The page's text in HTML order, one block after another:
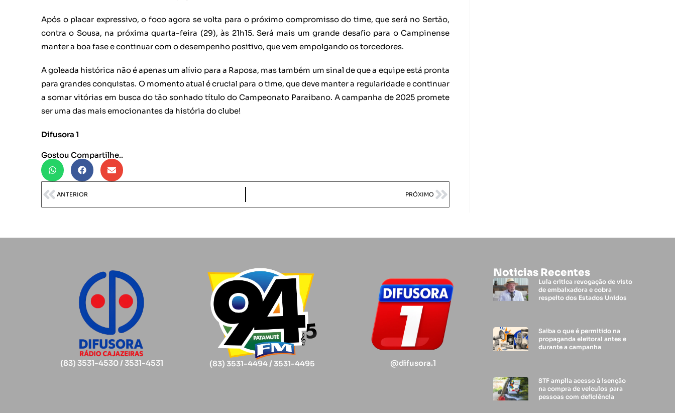
Após o placar expressivo, o foco agora se volta para o próximo compromisso do time, que será no Sertão,
contra o Sousa, na próxima quarta-feira (29), às 21h15. Será mais um grande desafio para o Campinense
manter a boa fase e continuar com o desempenho positivo, que vem empolgando os torcedores.
A goleada histórica não é apenas um alívio para a Raposa, mas também um sinal de que a equipe está pronta
para grandes conquistas. O momento atual é crucial para o time, que deve manter a regularidade e continuar
a somar vitórias em busca do tão sonhado título do Campeonato Paraibano. A campanha de 2025 promete
ser uma das mais emocionantes da história do clube!
Difusora 1
Gostou Compartilhe..
ANTERIOR PRÓXIMO
(83) 3531-4530 / 3531-4531 (83) 3531-4494 / 3531-4495 @difusora.1
Noticias Recentes
Lula critica revogação de visto
de embaixadora e cobra
respeito dos Estados Unidos
Saiba o que é permitido na
propaganda eleitoral antes e
durante a campanha
STF amplia acesso à isenção
na compra de veículos para
pessoas com deficiência